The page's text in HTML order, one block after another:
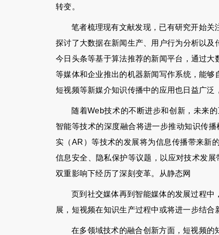
转变。
笔者梳理现有文献发现，已有研究开始
探讨了大数据在新闻生产、用户行为分析以
今日头条等基于算法推荐的新闻平台，通过
等媒体和企业推出的机器新闻写作系统，能
短视频等新媒介知识传播中的应用也日益广
随着Web技术的不断进步和创新，未来
智能等技术的深度融合将进一步推动知识传
实（AR）等技术的发展将为信息传播带来新
信息安全、隐私保护等议题，以应对技术发
双重影响下经历了深刻变革。从静态网
页到社交媒体再到智能媒体的发展过程
展，短视频在知识生产过程中或将进一步结
在多领域技术的融合创新方面，短视频